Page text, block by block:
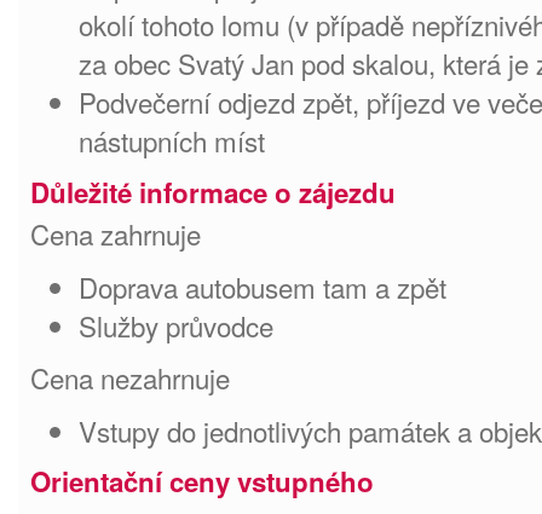
okolí tohoto lomu (v případě
za obec Svatý Jan pod skalou, která
Podvečerní odjezd zpět, příjezd ve
nástupních míst
Důležité informace o zájezdu
Cena zahrnuje
Doprava autobusem tam a zpět
Služby průvodce
Cena nezahrnuje
Vstupy do jednotlivých památek a
Orientační ceny vstupného